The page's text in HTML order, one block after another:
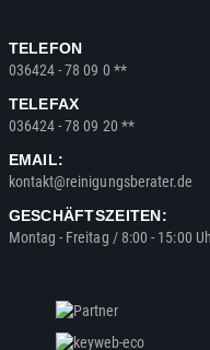
TELEFON
036424 - 78 09 0 **
TELEFAX
036424 - 78 09 20 **
EMAIL:
kontakt@reinigungsberater.de
GESCHÄFTSZEITEN:
Montag - Freitag / 8:00 - 15:00